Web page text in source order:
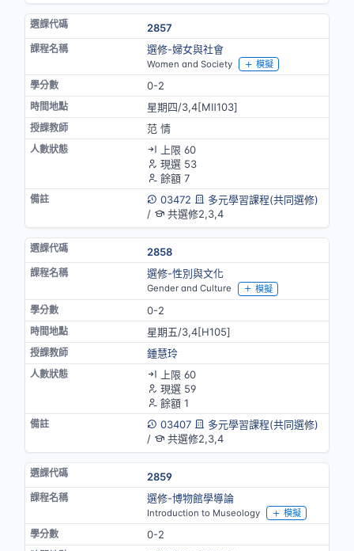
2857
選修-婦女與社會
Women and Society 模擬
0-2
星期四/3,4[MⅡ103]
范 情
上限 60
現選 53
餘額 7
03472
多元學習課程(共同選修)
/
共選修2,3,4
2858
選修-性別與文化
Gender and Culture 模擬
0-2
星期五/3,4[H105]
鍾慧玲
上限 60
現選 59
餘額 1
03407
多元學習課程(共同選修)
/
共選修2,3,4
2859
選修-博物館學導論
Introduction to Museology 模擬
0-2